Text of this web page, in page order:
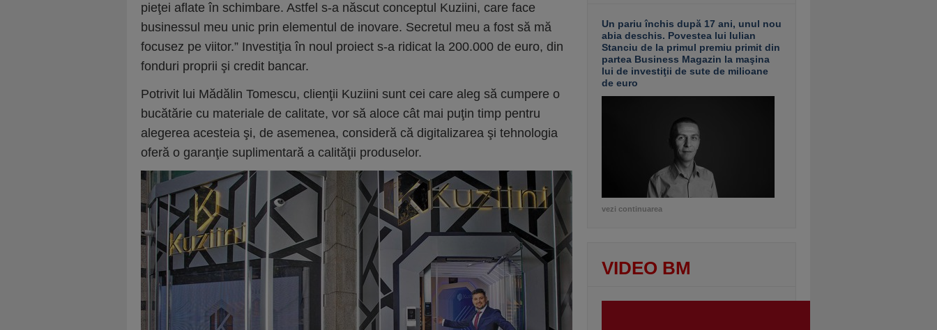
pieţei aflate în schimbare. Astfel s-a născut conceptul Kuziini, care face
businessul meu unic prin elementul de inovare. Secretul meu a fost să mă
focusez pe viitor.” Investiţia în noul proiect s-a ridicat la 200.000 de euro, din
fonduri proprii şi credit bancar.
Potrivit lui Mădălin Tomescu, clienţii Kuziini sunt cei care aleg să cumpere o
bucătărie cu materiale de calitate, vor să aloce cât mai puţin timp pentru
alegerea acesteia şi, de asemenea, consideră că digitalizarea şi tehnologia
oferă o garanţie suplimentară a calităţii produselor.
Un pariu închis după 17 ani, unul nou
abia deschis. Povestea lui Iulian
Stanciu de la primul premiu primit din
partea Business Magazin la maşina
lui de investiţii de sute de milioane
de euro
vezi continuarea
VIDEO BM